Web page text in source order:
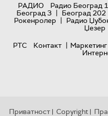
РАДИО
Радио Београд 1
Београд 3 | Београд 202
Рокенролер | Радио
Џезер
РТС
Контакт | Маркетинг
Приватност | Copyright |